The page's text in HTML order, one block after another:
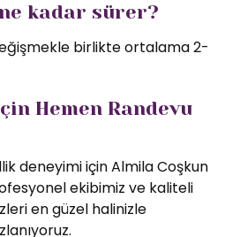
kadar sürer?
birlikte ortalama 2-
Hemen Randevu
deneyimi için Almila Coşkun
ekibimiz ve kaliteli
en güzel halinizle